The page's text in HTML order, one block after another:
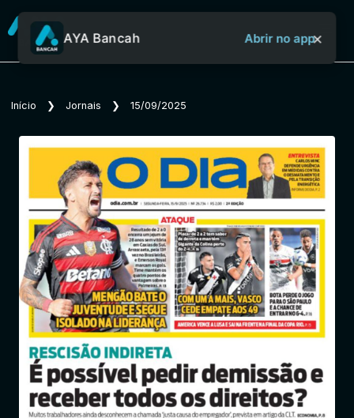
Sobre o Aya Bancah
Início
Revistas
Jornais
Notícias
Entrar
AYA Bancah Abrir no app×
Início ❯ Jornais ❯ 15/09/2025